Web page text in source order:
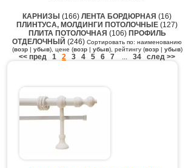
КАРНИЗЫ (166) ЛЕНТА БОРДЮРНАЯ (16)
ПЛИНТУСА, МОЛДИНГИ ПОТОЛОЧНЫЕ (127)
ПЛИТА ПОТОЛОЧНАЯ (106) ПРОФИЛЬ
ОТДЕЛОЧНЫЙ (246) Сортировать по: наименованию
(возр| убыв), цене (возр| убыв), рейтингу (возр| убыв)
<< пред 1 2 3 4 5 6 7 ... 34 след >>